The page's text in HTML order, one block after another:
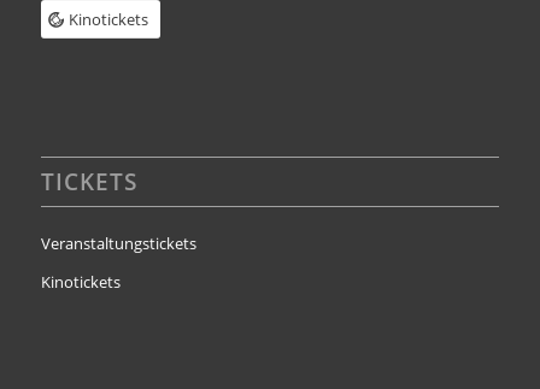
Kinotickets
TICKETS
Veranstaltungstickets
Kinotickets